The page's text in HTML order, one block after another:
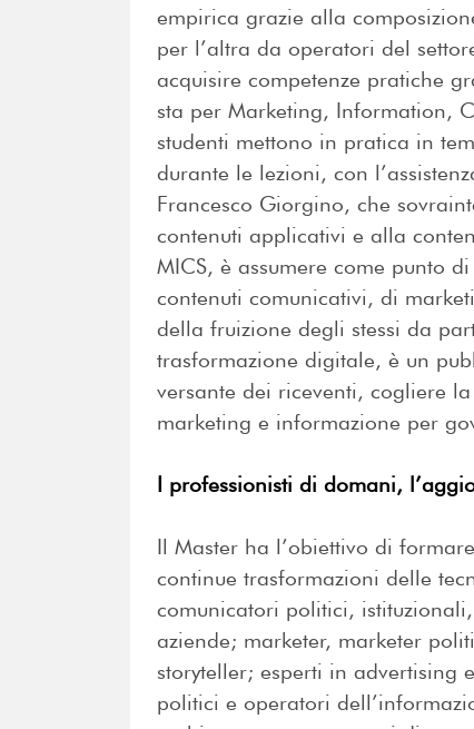
empirica grazie alla
per l’altra da operatori del
acquisire competenze pratiche
sta per Marketing, Information,
studenti mettono in pratica in
durante le lezioni, con
Francesco Giorgino, che
contenuti applicativi e alla
MICS, è assumere come punto
contenuti comunicativi, di
della fruizione degli stessi da
trasformazione digitale, è un
versante dei riceventi, cogliere
marketing e informazione per
I professionisti di domani,
Il Master ha l’obiettivo di
continue trasformazioni delle
comunicatori politici,
aziende; marketer, marketer
storyteller; esperti in advertising
politici e operatori